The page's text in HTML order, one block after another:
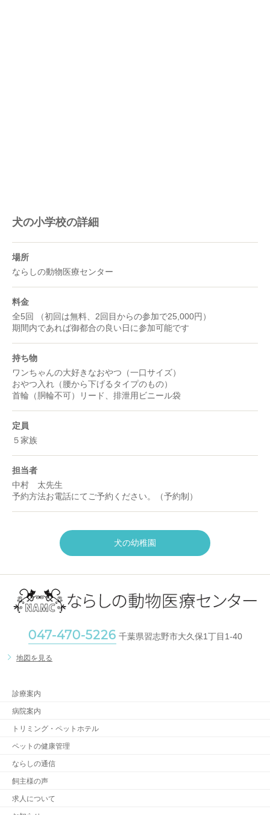
犬の小学校の詳細
場所
ならしの動物医療センター
料金
全5回 （初回は無料、2回目からの参加で25,000円）
期間内であれば御都合の良い日に参加可能です
持ち物
ワンちゃんの大好きなおやつ（一口サイズ）
おやつ入れ（腰から下げるタイプのもの）
首輪（胴輪不可）リード、排泄用ビニール袋
定員
５家族
担当者
中村 太先生
予約方法お電話にてご予約ください。（予約制）
犬の幼稚園
047-470-5226 千葉県習志野市大久保1丁目1-40
地図を見る
診療案内
病院案内
トリミング・ペットホテル
ペットの健康管理
ならしの通信
飼主様の声
求人について